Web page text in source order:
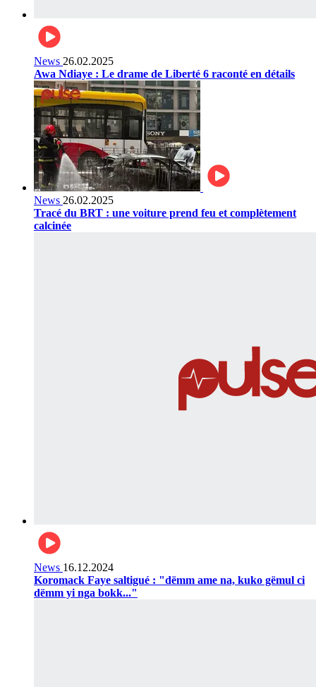
News 26.02.2025
Awa Ndiaye : Le drame de Liberté 6 raconté en détails
News 26.02.2025
Tracé du BRT : une voiture prend feu et complètement
calcinée
News 16.12.2024
Koromack Faye saltigué : "dëmm ame na, kuko gëmul ci
dëmm yi nga bokk..."